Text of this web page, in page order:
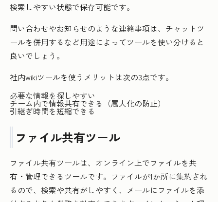
検索しやすい状態で保存可能です。
問い合わせやお知らせのような連絡事項は、チャットツ
ールを併用するなど用途によってツールを使い分けると
良いでしょう。
社内wikiツールを使うメリットは次の3点です。
必要な情報を探しやすい
チーム内で情報共有できる（属人化の防止）
引継ぎ時間を短縮できる
ファイル共有ツール
ファイル共有ツールは、オンライン上でファイルを共
有・管理できるツールです。ファイルが1か所に集約され
るので、検索や共有がしやすく、メールにファイルを添